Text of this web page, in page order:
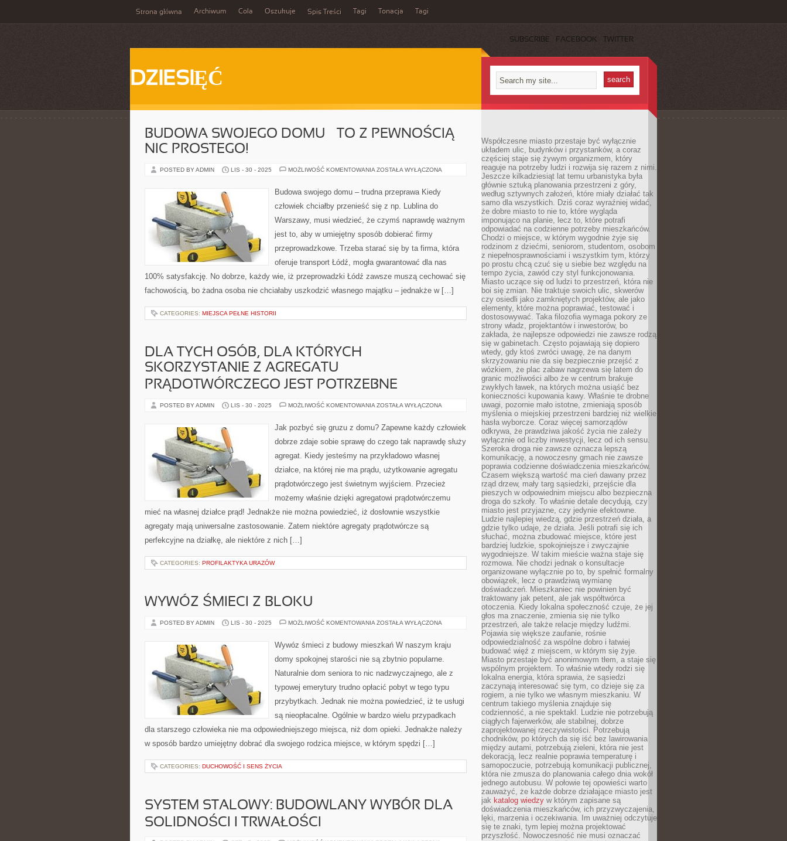
Strona główna Archiwum Cola Oszukuje Spis Treści Tagi Tonacja Tagi
SUBSCRIBE FACEBOOK TWITTER
DZIESIĘĆ
BUDOWA SWOJEGO DOMU – TO Z PEWNOŚCIĄ
NIC PROSTEGO!
POSTED BY ADMIN LIS - 30 - 2025 MOŻLIWOŚĆ KOMENTOWANIA BUDOWA
TO
PEWNOŚCIĄ
PROSTEGO!
ZOSTAŁA WYŁĄCZONA
Budowa swojego domu – trudna przeprawa Kiedy
człowiek chciałby przenieść się z np. Lublina do
Warszawy, musi wiedzieć, że czymś naprawdę ważnym
jest to, aby w umiejętny sposób dobierać firmy
przeprowadzkowe. Trzeba starać się by ta firma, która
oferuje transport Łódź, mogła gwarantować dla nas
100% satysfakcję. No dobrze, każdy wie, iż przeprowadzki Łódź zawsze muszą cechować się
fachowością, bo żadna osoba nie chciałaby uszkodzić własnego majątku – jednakże w […]
CATEGORIES: MIEJSCA PEŁNE HISTORII
DLA TYCH OSÓB, DLA KTÓRYCH
SKORZYSTANIE Z AGREGATU
PRĄDOTWÓRCZEGO JEST POTRZEBNE
POSTED BY ADMIN LIS - 30 - 2025 MOŻLIWOŚĆ KOMENTOWANIA DLA
DLA
KTÓRYCH
Z
PRĄDOTWÓRCZEGO
POTRZEBNE
ZOSTAŁA WYŁĄCZONA
Jak pozbyć się gruzu z domu? Zapewne każdy człowiek
dobrze zdaje sobie sprawę do czego tak naprawdę służy
agregat. Kiedy jesteśmy na przykładowo własnej
działce, na której nie ma prądu, użytkowanie agregatu
prądotwórczego jest świetnym wyjściem. Przecież
możemy właśnie dzięki agregatowi prądotwórczemu
mieć na własnej działce prąd! Jednakże nie można powiedzieć, iż dosłownie wszystkie
agregaty mają uniwersalne zastosowanie. Zatem niektóre agregaty prądotwórcze są
perfekcyjne na działkę, ale niektóre z nich […]
CATEGORIES: PROFILAKTYKA URAZÓW
WYWÓZ ŚMIECI Z BLOKU
POSTED BY ADMIN LIS - 30 - 2025 MOŻLIWOŚĆ KOMENTOWANIA WYWÓZ
BLOKU
ZOSTAŁA WYŁĄCZONA
Wywóz śmieci z budowy mieszkań W naszym kraju
domy spokojnej starości nie są zbytnio popularne.
Naturalnie dom seniora to nic nadzwyczajnego, ale z
typowej emerytury trudno opłacić pobyt w tego typu
przybytkach. Jednak nie można powiedzieć, iż te usługi
są nieopłacalne. Ogólnie w bardzo wielu przypadkach
dla starszego człowieka nie ma odpowiedniejszego miejsca, niż dom opieki. Jednakże należy
w sposób bardzo umiejętny dobrać dla swojego rodzica miejsce, w którym spędzi […]
CATEGORIES: DUCHOWOŚĆ I SENS ŻYCIA
SYSTEM STALOWY: BUDOWLANY WYBÓR DLA
SOLIDNOŚCI I TRWAŁOŚCI
Współczesne miasto przestaje być wyłącznie
układem ulic, budynków i przystanków, a coraz
częściej staje się żywym organizmem, który
reaguje na potrzeby ludzi i rozwija się razem z nimi.
Jeszcze kilkadziesiąt lat temu urbanistyka była
głównie sztuką planowania przestrzeni z góry,
według sztywnych założeń, które miały działać tak
samo dla wszystkich. Dziś coraz wyraźniej widać,
że dobre miasto to nie to, które wygląda
imponująco na planie, lecz to, które potrafi
odpowiadać na codzienne potrzeby mieszkańców.
Chodzi o miejsce, w którym wygodnie żyje się
rodzinom z dziećmi, seniorom, studentom, osobom
z niepełnosprawnościami i wszystkim tym, którzy
po prostu chcą czuć się u siebie bez względu na
tempo życia, zawód czy styl funkcjonowania.
Miasto uczące się od ludzi to przestrzeń, która nie
boi się zmian. Nie traktuje swoich ulic, skwerów
czy osiedli jako zamkniętych projektów, ale jako
elementy, które można poprawiać, testować i
dostosowywać. Taka filozofia wymaga pokory ze
strony władz, projektantów i inwestorów, bo
zakłada, że najlepsze odpowiedzi nie zawsze rodzą
się w gabinetach. Często pojawiają się dopiero
wtedy, gdy ktoś zwróci uwagę, że na danym
skrzyżowaniu nie da się bezpiecznie przejść z
wózkiem, że plac zabaw nagrzewa się latem do
granic możliwości albo że w centrum brakuje
zwykłych ławek, na których można usiąść bez
konieczności kupowania kawy. Właśnie te drobne
uwagi, pozornie mało istotne, zmieniają sposób
myślenia o miejskiej przestrzeni bardziej niż wielkie
hasła wyborcze. Coraz więcej samorządów
odkrywa, że prawdziwa jakość życia nie zależy
wyłącznie od liczby inwestycji, lecz od ich sensu.
Szeroka droga nie zawsze oznacza lepszą
komunikację, a nowoczesny gmach nie zawsze
poprawia codzienne doświadczenia mieszkańców.
Czasem większą wartość ma cień dawany przez
rząd drzew, mały targ sąsiedzki, przejście dla
pieszych w odpowiednim miejscu albo bezpieczna
droga do szkoły. To właśnie detale decydują, czy
miasto jest przyjazne, czy jedynie efektowne.
Ludzie najlepiej wiedzą, gdzie przestrzeń działa, a
gdzie tylko udaje, że działa. Jeśli potrafi się ich
słuchać, można zbudować miejsce, które jest
bardziej ludzkie, spokojniejsze i zwyczajnie
wygodniejsze. W takim mieście ważna staje się
rozmowa. Nie chodzi jednak o konsultacje
organizowane wyłącznie po to, by spełnić formalny
obowiązek, lecz o prawdziwą wymianę
doświadczeń. Mieszkaniec nie powinien być
traktowany jak petent, ale jak współtwórca
otoczenia. Kiedy lokalna społeczność czuje, że jej
głos ma znaczenie, zmienia się nie tylko
przestrzeń, ale także relacje między ludźmi.
Pojawia się większe zaufanie, rośnie
odpowiedzialność za wspólne dobro i łatwiej
budować więź z miejscem, w którym się żyje.
Miasto przestaje być anonimowym tłem, a staje się
wspólnym projektem. To właśnie wtedy rodzi się
lokalna energia, która sprawia, że sąsiedzi
zaczynają interesować się tym, co dzieje się za
rogiem, a nie tylko we własnym mieszkaniu. W
centrum takiego myślenia znajduje się
codzienność, a nie spektakl. Ludzie nie potrzebują
ciągłych fajerwerków, ale stabilnej, dobrze
zaprojektowanej rzeczywistości. Potrzebują
chodników, po których da się iść bez lawirowania
między autami, potrzebują zieleni, która nie jest
dekoracją, lecz realnie poprawia temperaturę i
samopoczucie, potrzebują komunikacji publicznej,
która nie zmusza do planowania całego dnia wokół
jednego autobusu. W połowie tej opowieści warto
zauważyć, że każde dobrze działające miasto jest
jak katalog wiedzy w którym zapisane są
doświadczenia mieszkańców, ich przyzwyczajenia,
lęki, marzenia i oczekiwania. Im uważniej odczytuje
się te znaki, tym lepiej można projektować
przyszłość. Nowoczesność nie musi oznaczać